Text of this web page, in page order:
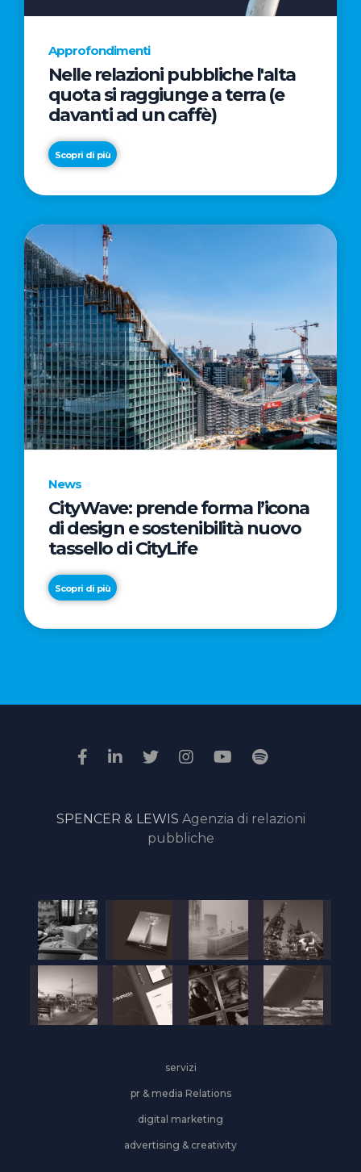
Approfondimenti
Nelle relazioni pubbliche l'alta
quota si raggiunge a terra (e
davanti ad un caffè)
Scopri di più
News
CityWave: prende forma l’icona
di design e sostenibilità nuovo
tassello di CityLife
Scopri di più
News
“Passione
il
della
giuria
online
SPENCER & LEWIS Agenzia di relazioni
pubbliche
servizi
pr & media Relations
digital marketing
advertising & creativity